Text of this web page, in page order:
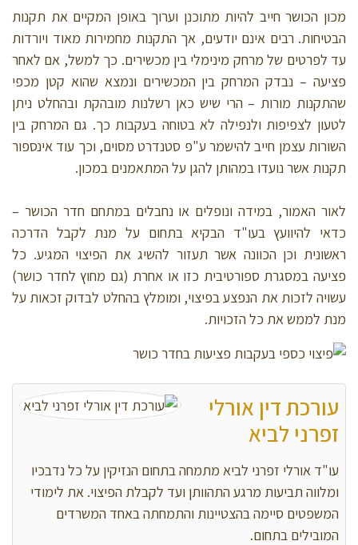
מכון הכושר חייב להיות מתוכנן וערוך באופן המקיים את תקנות
הבטיחות. רבים אינם יודעים, אך התקנות מחמירות מאוד ויורדות
עד לפרטים של מרחק מינימלי בין מכשירים. כך למשל, אם לאחר
פציעה – נבדק המרחק בין המכשירים ונמצא שהוא קטן מכפי
שהתקנות מורות – הרי שיש כאן רשלנות מובהקת ובהחלט ניתן
לטעון לצפיפות ולנפילה לא בטוחה בעקבות כך. גם המרחק בין
השורות עצמן חייב להישמר ע"פ סטנדרט מסוים, וכך עוד אינספור
תקנות אשר נועדו במהותן להגן על המתאמנים במכון.
לאור האמור, במידה ונופלים או נחבלים במתחם חדר הכושר –
כדאי להיוועץ בעו"ד הבקיא בתחום על מנת לקבל הדרכה
ראשונית וכן הכוונה אשר תעזור להשיג את הפיצוי המגיע. כל
פציעה במסגרת ספורטיבית כזו או אחרת (גם מחוץ לחדר כושר)
עשויה לזכות את הנפצע בפיצוי, ומומלץ בהחלט לבדוק זכאות על
מנת לממש את כל הזכויות.
עורכת דין אורלי
זפרני לביא
עו"ד אורלי זפרני לביא מתמחה בתחום הנזיקין על כל נדבכיו
ומלווה תביעות מרגע התהוותן ועד לקבלת הפיצוי. את לימודי
המשפטים סיימה בהצטיינות והתמחתה באחד המשרדים
המובילים בתחום.